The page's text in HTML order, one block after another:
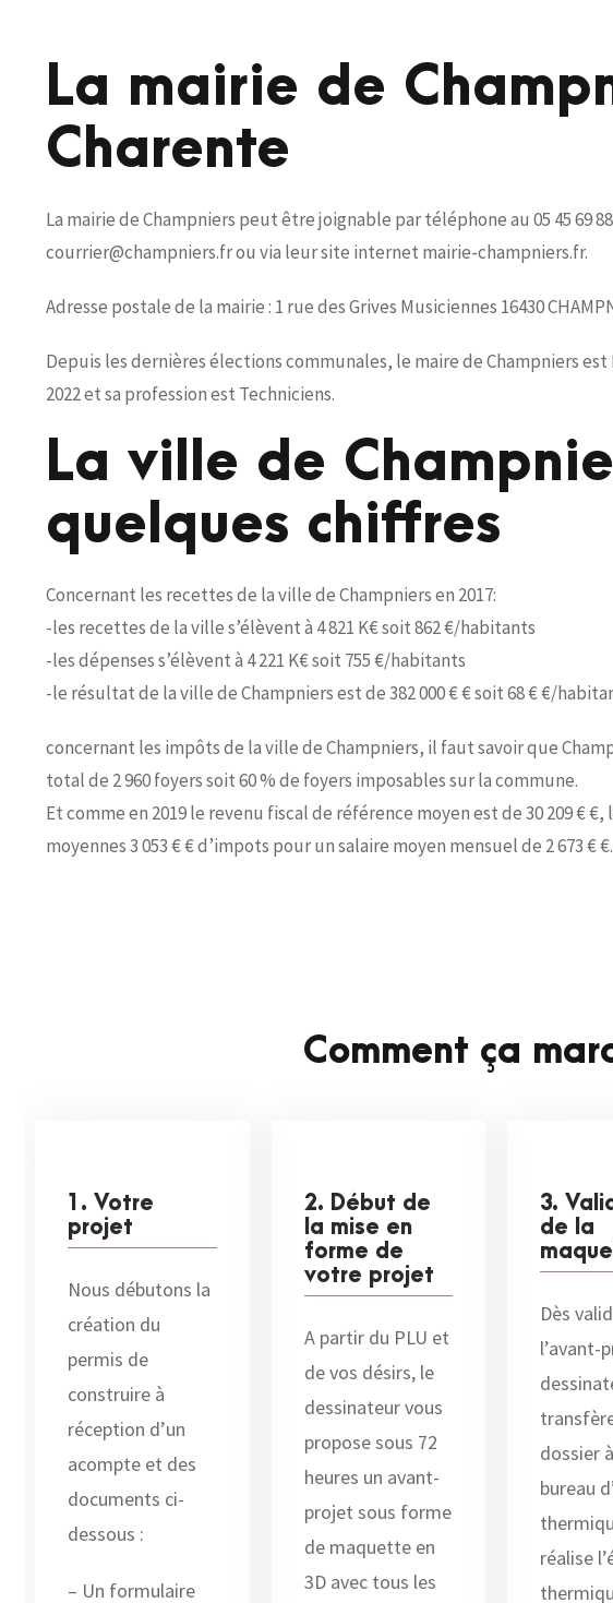
La mairie de
Charente
La mairie de Champniers peut être joignable par téléphone au 05 45 69
courrier@champniers.fr ou via leur site internet mairie-champniers.fr.
Adresse postale de la mairie : 1 rue des Grives Musiciennes 16430
Depuis les dernières élections communales, le maire de Champniers est
2022 et sa profession est Techniciens.
La ville de
quelques chiffres
Concernant les recettes de la ville de Champniers en 2017:
-les recettes de la ville s’élèvent à 4 821 K€ soit 862 €/habitants
-les dépenses s’élèvent à 4 221 K€ soit 755 €/habitants
-le résultat de la ville de Champniers est de 382 000 € € soit 68 € €/
concernant les impôts de la ville de Champniers, il faut savoir que
total de 2 960 foyers soit 60 % de foyers imposables sur la commune.
Et comme en 2019 le revenu fiscal de référence moyen est de 30 209 €
moyennes 3 053 € € d’impots pour un salaire moyen mensuel de 2 673 € €.
Comment ça
1. Votre
projet
Nous débutons la
création du
permis de
construire à
réception d’un
acompte et des
documents ci-
dessous :
– Un formulaire
2. Début de
la mise en
forme de
votre projet
A partir du PLU et
de vos désirs, le
dessinateur vous
propose sous 72
heures un avant-
projet sous forme
de maquette en
3D avec tous les
3.
de la
Dès
l’avant-
dossier
bureau
réalise